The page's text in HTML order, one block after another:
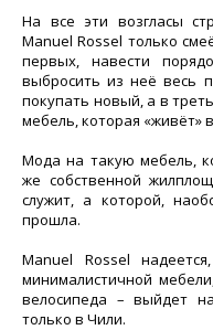
На все эти возгласы
Manuel Rossel только
первых, навести
выбросить из неё весь
покупать новый, а в
мебель, которая «живёт»
Мода на такую мебель,
же собственной
служит, а которой,
прошла.
Manuel Rossel
минималистичной
велосипеда – выйдет
только в Чили.